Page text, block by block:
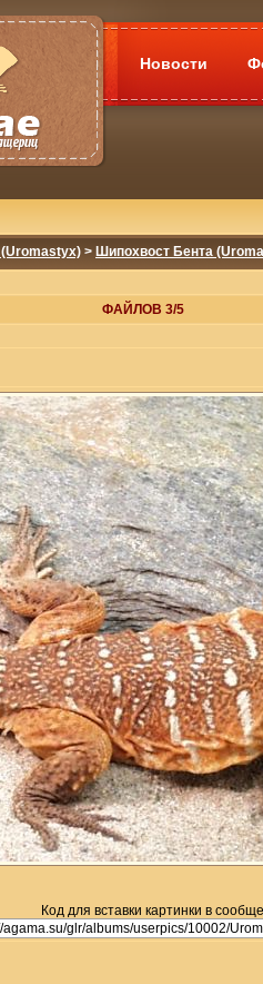
Новости
> Шипохвост Бента
ФАЙЛОВ 3/5
Код для вставки картинки в